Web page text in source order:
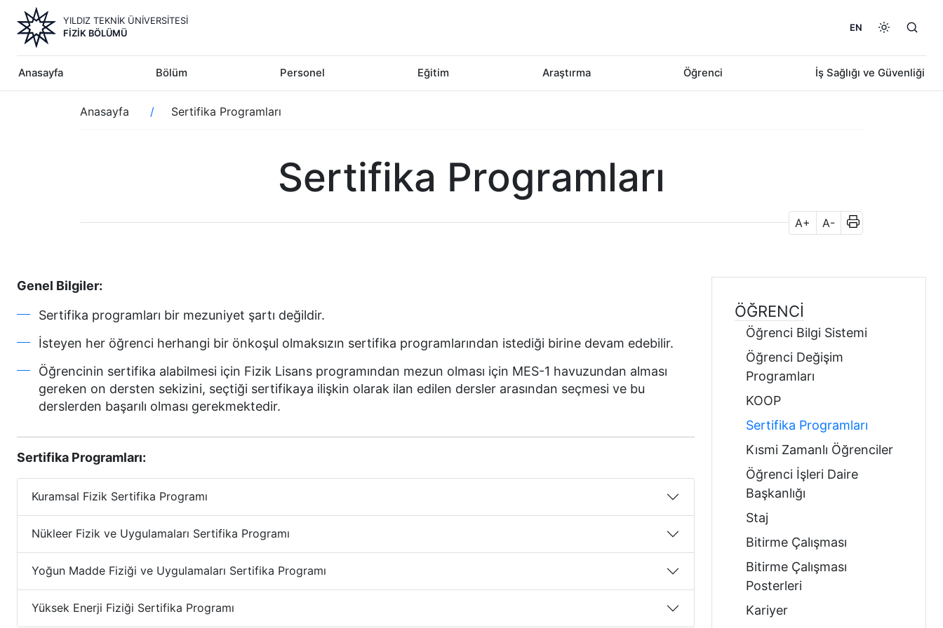
içeriğe
YILDIZ TEKNİK ÜNİVERSİTESİ
FIZIK BÖLÜMÜ
Anasayfa Bölüm Personel Eğitim Araştırma Öğrenci İş Sağlığı ve Güvenliği
EN
Sayfa
yolu
Anasayfa Sertifika Programları
Sertifika Programları
A+ A-
Genel Bilgiler:
Sertifika programları bir mezuniyet şartı değildir.
İsteyen her öğrenci herhangi bir önkoşul olmaksızın sertifika programlarından istediği birine devam edebilir.
Öğrencinin sertifika alabilmesi için Fizik Lisans programından mezun olması için MES-1 havuzundan alması
gereken on dersten sekizini, seçtiği sertifikaya ilişkin olarak ilan edilen dersler arasından seçmesi ve bu
derslerden başarılı olması gerekmektedir.
Sertifika Programları:
Kuramsal Fizik Sertifika Programı
Nükleer Fizik ve Uygulamaları Sertifika Programı
Yoğun Madde Fiziği ve Uygulamaları Sertifika Programı
Yüksek Enerji Fiziği Sertifika Programı
ÖĞRENCI
Öğrenci Bilgi Sistemi
Öğrenci Değişim
Programları
KOOP
Sertifika Programları
Kısmi Zamanlı Öğrenciler
Öğrenci İşleri Daire
Başkanlığı
Staj
Bitirme Çalışması
Bitirme Çalışması
Posterleri
Kariyer